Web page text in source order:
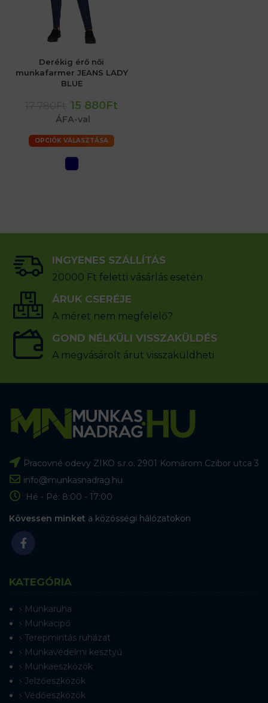
Derékig érő női
munkafarmer JEANS LADY
BLUE
15 880Ft
ÁFA-val
OPCIÓK VÁLASZTÁSA
INGYENES SZÁLLÍTÁS
20000 Ft feletti vásárlás esetén
ÁRUK CSERÉJE
A méret nem megfelelő?
GOND NÉLKÜLI VISSZAKÜLDÉS
A megvásárolt árut visszaküldheti
Pracovné odevy ZIKO s.r.o. 2901 Komárom Czibor utca 3
info@munkasnadrag.hu
Hé - Pé: 8:00 - 17:00
Kövessen minket a közösségi hálózatokon
KATEGÓRIA
Munkaruha
Munkacipő
Terepmintás ruházat
Munkavédelmi kesztyű
Munkaeszközök
Jelzőeszközök
Védőeszközök